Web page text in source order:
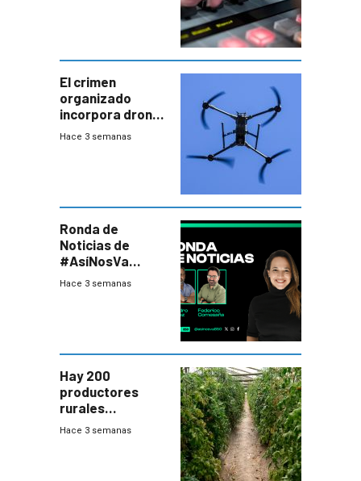
El crimen
organizado
incorpora drones
y abre un nuevo
Hace 3 semanas
Ronda de
Noticias de
#AsíNosVa
(20/7/26)
Hace 3 semanas
Hay 200
productores
rurales
afectados tras
Hace 3 semanas